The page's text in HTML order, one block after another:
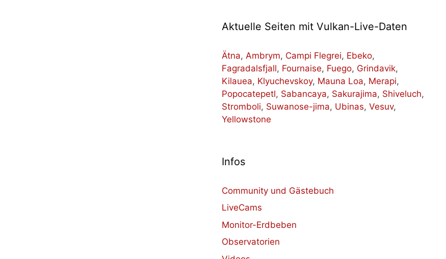
Aktuelle Seiten mit Vulkan-Live-Daten
Ätna, Ambrym, Campi Flegrei, Ebeko,
Fagradalsfjall, Fournaise, Fuego, Grindavik,
Kilauea, Klyuchevskoy, Mauna Loa, Merapi,
Popocatepetl, Sabancaya, Sakurajima, Shiveluch,
Stromboli, Suwanose-jima, Ubinas, Vesuv,
Yellowstone
Infos
Community und Gästebuch
LiveCams
Monitor-Erdbeben
Observatorien